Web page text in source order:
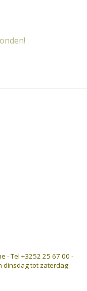
- Tel +3252 25 67 00 -
dinsdag tot zaterdag